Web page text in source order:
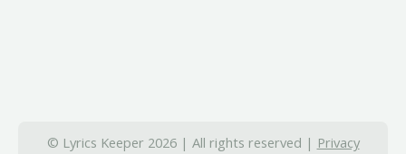
© Lyrics Keeper 2026 | All rights reserved | Privacy